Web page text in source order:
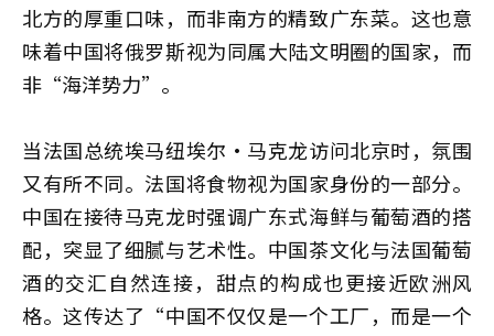
北方的厚重口味，而非南方的精致广东菜。这也意
味着中国将俄罗斯视为同属大陆文明圈的国家，而
非“海洋势力”。
当法国总统埃马纽埃尔·马克龙访问北京时，氛围
又有所不同。法国将食物视为国家身份的一部分。
中国在接待马克龙时强调广东式海鲜与葡萄酒的搭
配，突显了细腻与艺术性。中国茶文化与法国葡萄
酒的交汇自然连接，甜点的构成也更接近欧洲风
格。这传达了“中国不仅仅是一个工厂，而是一个